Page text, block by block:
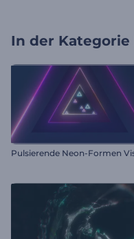
In der Kategorie